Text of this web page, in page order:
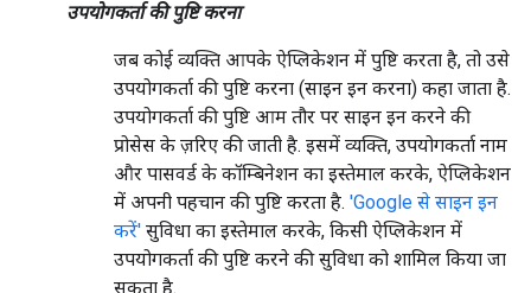
उपयोगकर्ता की पुष्टि करना
जब कोई व्यक्ति आपके ऐप्लिकेशन में पुष्टि करता है, तो उसे
उपयोगकर्ता की पुष्टि करना (साइन इन करना) कहा जाता है.
उपयोगकर्ता की पुष्टि आम तौर पर साइन इन करने की
प्रोसेस के ज़रिए की जाती है. इसमें व्यक्ति, उपयोगकर्ता नाम
और पासवर्ड के कॉम्बिनेशन का इस्तेमाल करके, ऐप्लिकेशन
में अपनी पहचान की पुष्टि करता है. 'Google से साइन इन
करें' सुविधा का इस्तेमाल करके, किसी ऐप्लिकेशन में
उपयोगकर्ता की पुष्टि करने की सुविधा को शामिल किया जा
सकता है.